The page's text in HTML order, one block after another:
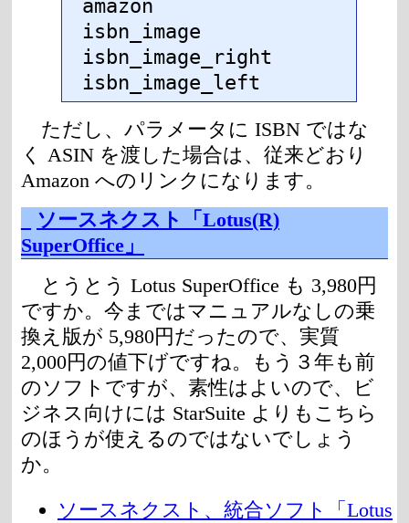
amazon
isbn_image
isbn_image_right
isbn_image_left
ただし、パラメータに ISBN ではな
く ASIN を渡した場合は、従来どおり
Amazon へのリンクになります。
ソースネクスト「Lotus(R)
SuperOffice」
とうとう Lotus SuperOffice も 3,980円
ですか。今まではマニュアルなしの乗
換え版が 5,980円だったので、実質
2,000円の値下げですね。もう３年も前
のソフトですが、素性はよいので、ビ
ジネス向けには StarSuite よりもこちら
のほうが使えるのではないでしょう
か。
ソースネクスト、統合ソフト「Lotus